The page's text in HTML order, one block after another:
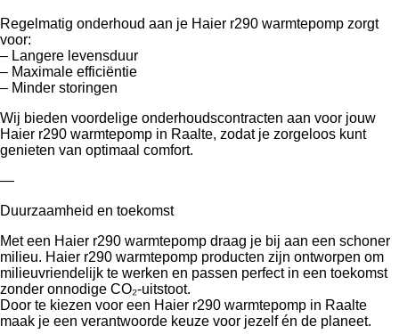
Regelmatig onderhoud aan je Haier r290 warmtepomp zorgt
voor:
– Langere levensduur
– Maximale efficiëntie
– Minder storingen
Wij bieden voordelige onderhoudscontracten aan voor jouw
Haier r290 warmtepomp in Raalte, zodat je zorgeloos kunt
genieten van optimaal comfort.
—
Duurzaamheid en toekomst
Met een Haier r290 warmtepomp draag je bij aan een schoner
milieu. Haier r290 warmtepomp producten zijn ontworpen om
milieuvriendelijk te werken en passen perfect in een toekomst
zonder onnodige CO₂-uitstoot.
Door te kiezen voor een Haier r290 warmtepomp in Raalte
maak je een verantwoorde keuze voor jezelf én de planeet.